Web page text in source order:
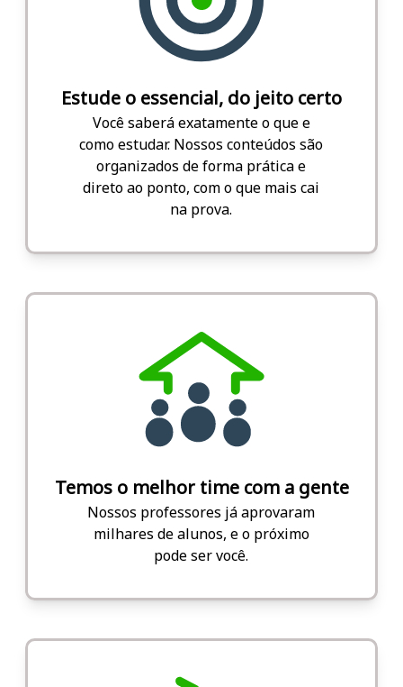
Estude o essencial, do jeito certo
Você saberá exatamente o que e
como estudar. Nossos conteúdos são
organizados de forma prática e
direto ao ponto, com o que mais cai
na prova.
Temos o melhor time com a gente
Nossos professores já aprovaram
milhares de alunos, e o próximo
pode ser você.